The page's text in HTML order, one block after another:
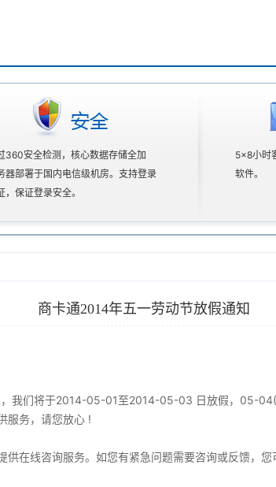
360安全检测，核心数据存储全加
器部署于国内电信级机房。支持登录
，保证登录安全。
5×8小时
软件。
商卡通2014年五一劳动节放假通知
我们将于2014-05-01至2014-05-03 日放假，05-04(
服务，请您放心 !
供在线咨询服务。如您有紧急问题需要咨询或反馈，